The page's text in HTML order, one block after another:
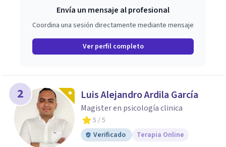
Envía un mensaje al profesional
Coordina una sesión directamente mediante mensaje
Ver perfil completo
2 Luis Alejandro Ardila García
Magister en psicología clinica
5 / 5
Verificado
Terapia Online